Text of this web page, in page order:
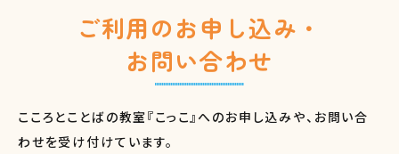
ご利用のお申し込み・
お問い合わせ
こころとことばの教室『こっこ』へのお申し込みや、お問い合
わせを受け付けています。